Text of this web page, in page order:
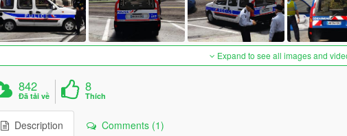
Expand to see all images and
842
Đã tải về
8
Thích
Description Comments (1)